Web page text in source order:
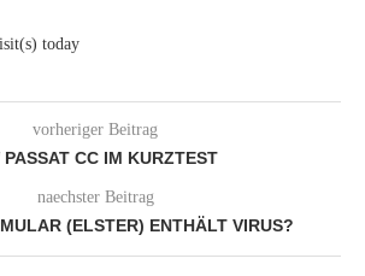
today
vorheriger Beitrag
PASSAT CC IM KURZTEST
naechster Beitrag
(ELSTER) ENTHÄLT VIRUS?